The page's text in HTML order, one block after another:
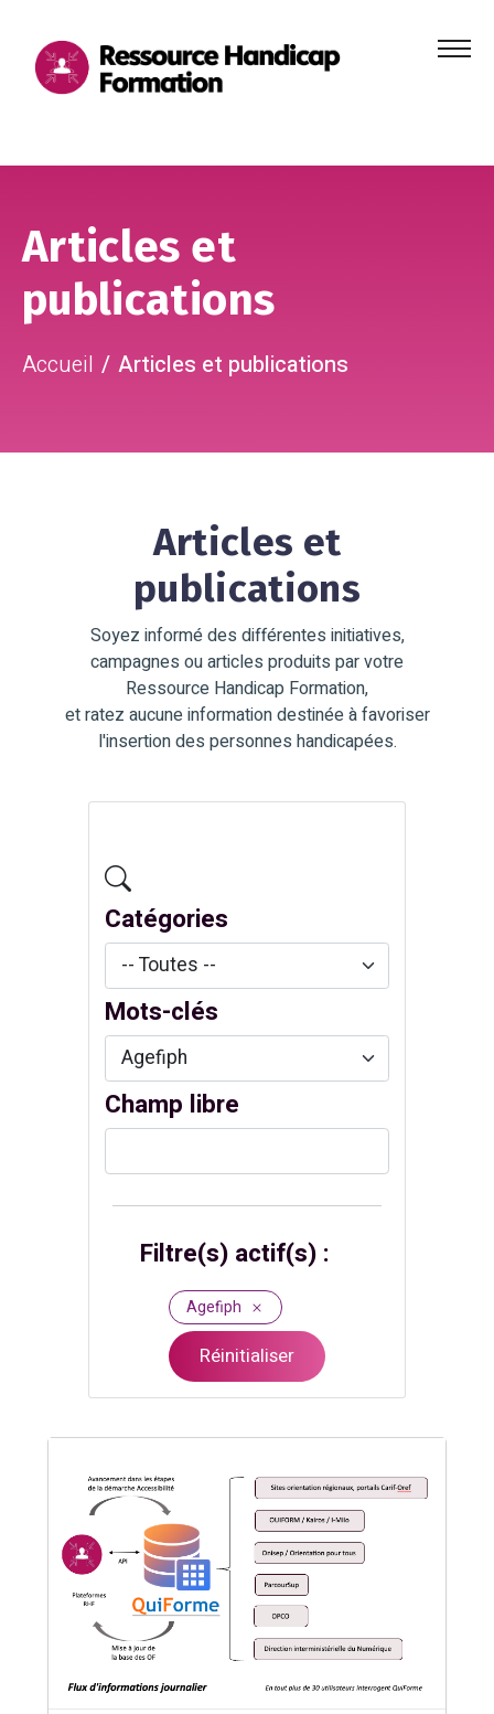
Menu
Articles et
publications
Accueil Articles et publications
Articles et
publications
Soyez informé des différentes initiatives,
campagnes ou articles produits par votre
Ressource Handicap Formation,
et ratez aucune information destinée à favoriser
l'insertion des personnes handicapées.
Catégories
Mots-clés
Champ libre
Filtre(s) actif(s) :
Agefiph